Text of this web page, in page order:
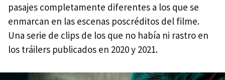
pasajes completamente diferentes a los que se
enmarcan en las escenas poscréditos del filme.
Una serie de clips de los que no había ni rastro en
los tráilers publicados en 2020 y 2021.